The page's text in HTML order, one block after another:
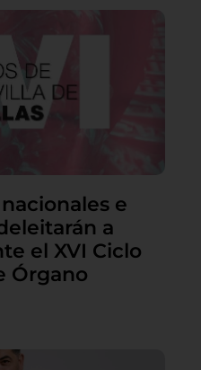
e
a
el XVI Ciclo
Órgano